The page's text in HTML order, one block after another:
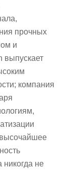
прочных
и
выпускает
компания
не